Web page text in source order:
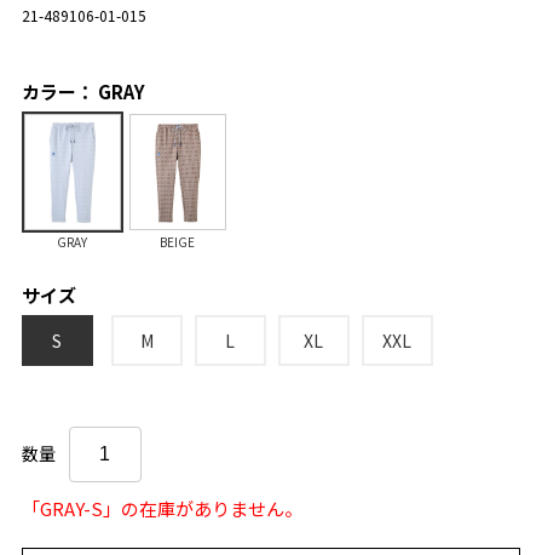
21-489106-01-015
カラー： GRAY
GRAY BEIGE
サイズ
S M L XL XXL
数量
「GRAY-S」の在庫がありません。